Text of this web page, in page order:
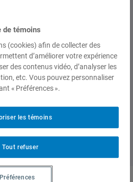
A. Gohard-
les «mises en
à l’altérité, Paris,
/ L’Harmattan, p.
de témoins
(cookies) afin de collecter des
d’améliorer votre expérience
des contenus vidéo, d’analyser les
etc. Vous pouvez personnaliser
« Préférences ».
Tout refuser
les témoins
Préférences